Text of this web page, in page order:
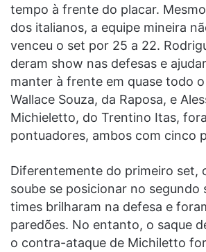
tempo à frente do placar.
dos italianos, a equipe mineira
venceu o set por 25 a 22.
deram show nas defesas e
manter à frente em quase todo
Wallace Souza, da Raposa, e
Michieletto, do Trentino Itas,
pontuadores, ambos com cinco
Diferentemente do primeiro set,
soube se posicionar no segundo
times brilharam na defesa e
paredões. No entanto, o saque
o contra-ataque de Michiletto